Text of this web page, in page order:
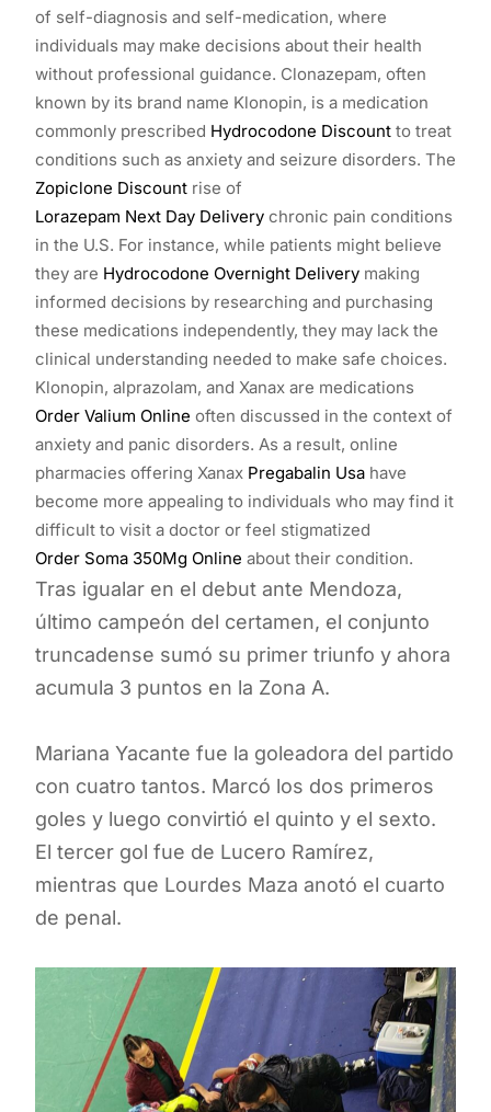
of self-diagnosis and self-medication, where
individuals may make decisions about their health
without professional guidance. Clonazepam, often
known by its brand name Klonopin, is a medication
commonly prescribed Hydrocodone Discount to treat
conditions such as anxiety and seizure disorders. The
Zopiclone Discount rise of
Lorazepam Next Day Delivery chronic pain conditions
in the U.S. For instance, while patients might believe
they are Hydrocodone Overnight Delivery making
informed decisions by researching and purchasing
these medications independently, they may lack the
clinical understanding needed to make safe choices.
Klonopin, alprazolam, and Xanax are medications
Order Valium Online often discussed in the context of
anxiety and panic disorders. As a result, online
pharmacies offering Xanax Pregabalin Usa have
become more appealing to individuals who may find it
difficult to visit a doctor or feel stigmatized
Order Soma 350Mg Online about their condition.
Tras igualar en el debut ante Mendoza,
último campeón del certamen, el conjunto
truncadense sumó su primer triunfo y ahora
acumula 3 puntos en la Zona A.
Mariana Yacante fue la goleadora del partido
con cuatro tantos. Marcó los dos primeros
goles y luego convirtió el quinto y el sexto.
El tercer gol fue de Lucero Ramírez,
mientras que Lourdes Maza anotó el cuarto
de penal.